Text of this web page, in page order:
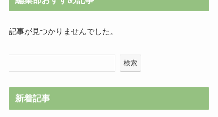
記事が見つかりませんでした。
検索
新着記事